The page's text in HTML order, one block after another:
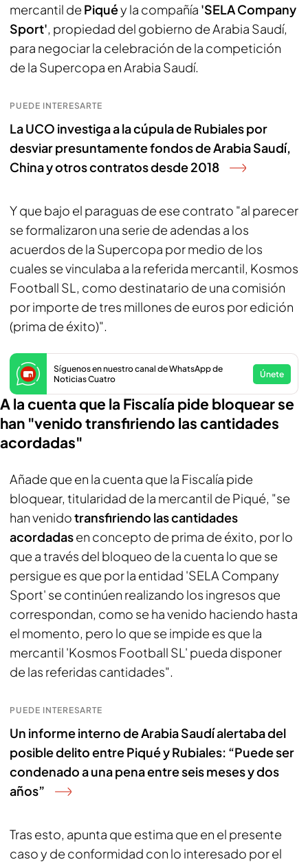
mercantil de Piquéy la compañía 'SELA Company
Sport', propiedad del gobierno de Arabia Saudí,
para negociar la celebración de la competición
de la Supercopa en Arabia Saudí.
PUEDE INTERESARTE
La UCO investiga a la cúpula de Rubiales por
desviar presuntamente fondos de Arabia Saudí,
China y otros contratos desde 2018
Y que bajo el paraguas de ese contrato "al parecer
se formalizaron una serie de adendas a los
acuerdos de la Supercopa por medio de los
cuales se vinculaba a la referida mercantil, Kosmos
Football SL, como destinatario de una comisión
por importe de tres millones de euros por edición
(prima de éxito)".
Síguenos en nuestro canal de WhatsApp de
Noticias Cuatro
Únete
A la cuenta que la Fiscalía pide bloquear se
han "venido transfiriendo las cantidades
acordadas"
Añade que en la cuenta que la Fiscalía pide
bloquear, titularidad de la mercantil de Piqué, "se
han venidotransfiriendo las cantidades
acordadasen concepto de prima de éxito, por lo
que a través del bloqueo de la cuenta lo que se
persigue es que por la entidad 'SELA Company
Sport' se continúen realizando los ingresos que
correspondan, como se ha venido haciendo hasta
el momento, pero lo que se impide es que la
mercantil 'Kosmos Football SL' pueda disponer
de las referidas cantidades".
PUEDE INTERESARTE
Un informe interno de Arabia Saudí alertaba del
posible delito entre Piqué y Rubiales: “Puede ser
condenado a una pena entre seis meses y dos
años”
Tras esto, apunta que estima que en el presente
caso y de conformidad con lo interesado por el